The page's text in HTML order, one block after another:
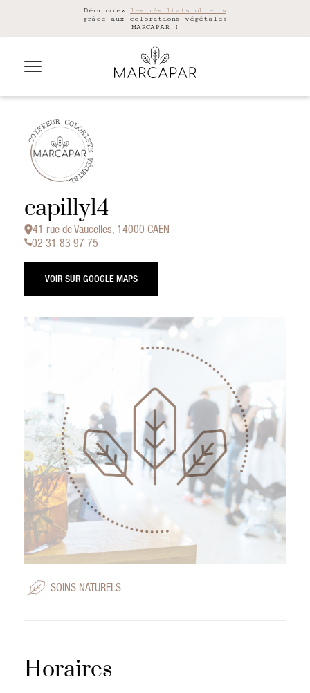
Découvrez les résultats obtenus
grâce aux colorations végétales
MARCAPAR !
capilly14
41 rue de Vaucelles, 14000 CAEN
02 31 83 97 75
VOIR SUR GOOGLE MAPS
SOINS NATURELS
Horaires